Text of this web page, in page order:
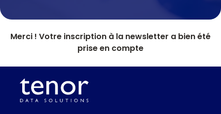
Merci ! Votre inscription à la newsletter a bien été
prise en compte